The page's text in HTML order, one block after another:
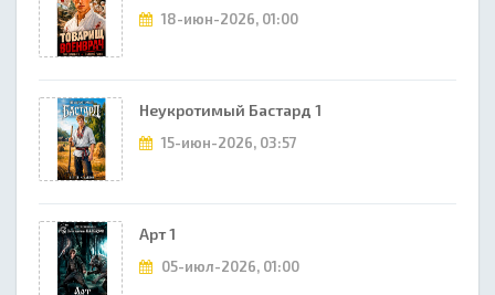
18-июн-2026, 01:00
Неукротимый Бастард 1
15-июн-2026, 03:57
Арт 1
05-июл-2026, 01:00